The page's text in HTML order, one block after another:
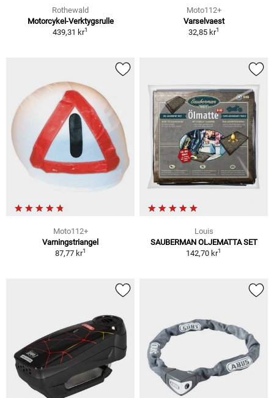
Rothewald
Motorcykel-Verktygsrulle
439,31 kr1
Moto112+
Varselvaest
32,85 kr1
Moto112+
Varningstriangel
87,77 kr1
Louis
SAUBERMAN OLJEMATTA SET
142,70 kr1